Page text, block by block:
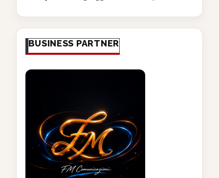
BUSINESS PARTNER